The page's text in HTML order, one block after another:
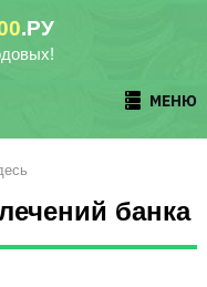
.РУ
МЕНЮ
банка